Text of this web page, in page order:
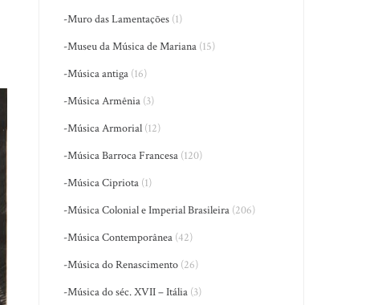
-Muro das Lamentações (1)
-Museu da Música de Mariana (15)
-Música antiga (16)
-Música Armênia (3)
-Música Armorial (12)
-Música Barroca Francesa (120)
-Música Cipriota (1)
-Música Colonial e Imperial Brasileira (206)
-Música Contemporânea (42)
-Música do Renascimento (26)
-Música do séc. XVII – Itália (3)